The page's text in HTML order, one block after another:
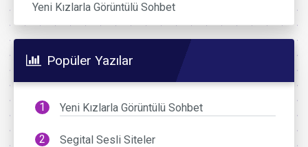
Yeni Kızlarla Görüntülü Sohbet
Popüler Yazılar
Yeni Kızlarla Görüntülü Sohbet
Segital Sesli Siteler